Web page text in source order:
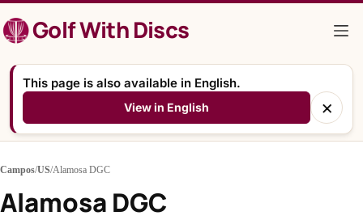
al
contenidoGolf With Discs
This page is also available in English.
View in English ×
Campos/US/Alamosa DGC
Alamosa DGC